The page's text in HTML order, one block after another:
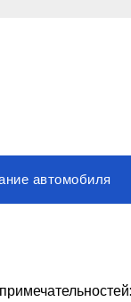
автомобиля